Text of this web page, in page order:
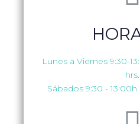
Lunes a Viernes 9:30-
hrs.
Sábados 9:30 -